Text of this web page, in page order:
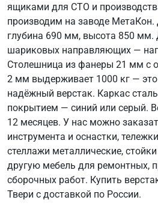
ящиками для СТО и
производим на заводе
глубина 690 мм, высота 850
шариковых направляющих —
Столешница из фанеры 21 мм с
2 мм выдерживает 1000 кг —
надёжный верстак. Каркас
покрытием — синий или серый.
12 месяцев. У нас можно
инструмента и оснастки,
стеллажи металлические,
другую мебель для ремонтных,
сборочных работ. Купить
Твери с доставкой по России.